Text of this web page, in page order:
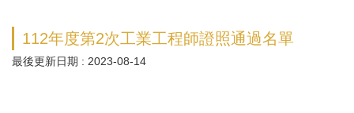
112年度第2次工業工程師證照通過名單
最後更新日期 : 2023-08-14